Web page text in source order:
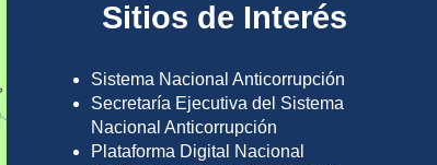
Sitios de Interés
Sistema Nacional Anticorrupción
Secretaría Ejecutiva del Sistema
Nacional Anticorrupción
Plataforma Digital Nacional